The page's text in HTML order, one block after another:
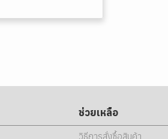
ช่วยเหลือ
วิธีการสั่งซื้อสินค้า